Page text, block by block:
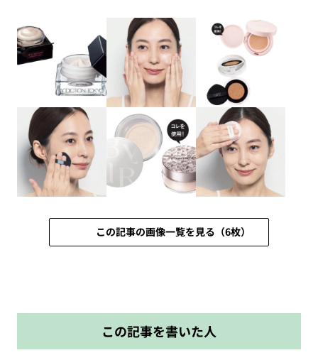
この記事の画像一覧を見る（6枚）
この記事を書いた人